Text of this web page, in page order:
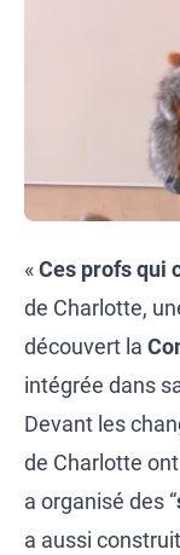
«Ces profs qui
de Charlotte,
découvert la
intégrée dans
Devant les
de Charlotte
a organisé des “
a aussi